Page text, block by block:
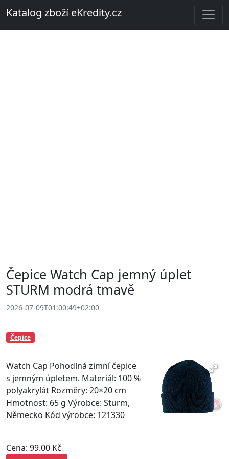
Katalog zboží eKredity.cz
Čepice Watch Cap jemný úplet
STURM modrá tmavě
2026-07-09T01:00:49+02:00
Čepice
Watch Cap Pohodlná zimní čepice
s jemným úpletem. Materiál: 100 %
polyakrylát Rozměry: 20×20 cm
Hmotnost: 65 g Výrobce: Sturm,
Německo Kód výrobce: 121330
Cena: 99.00 Kč